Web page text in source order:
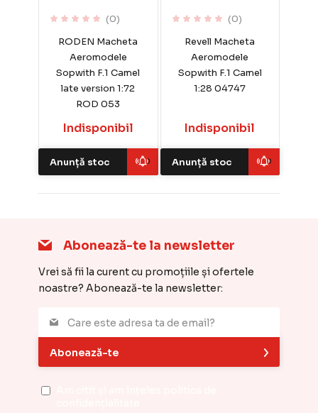
(0)
RODEN Macheta
Aeromodele
Sopwith F.1 Camel
late version 1:72
ROD 053
Indisponibil
Anunță stoc
(0)
Revell Macheta
Aeromodele
Sopwith F.1 Camel
1:28 04747
Indisponibil
Anunță stoc
Abonează-te la newsletter
Vrei să fii la curent cu promoțiile și ofertele
noastre? Abonează-te la newsletter:
Abonează-te